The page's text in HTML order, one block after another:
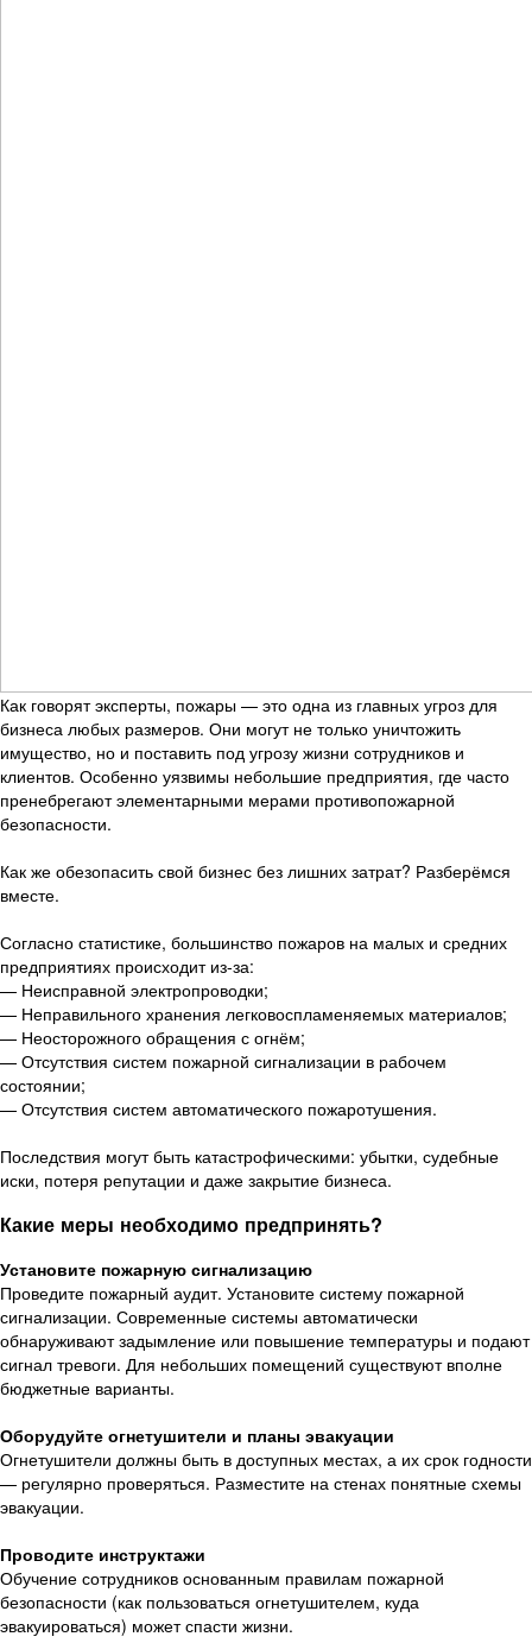
Как говорят эксперты, пожары — это одна из главных угроз для
бизнеса любых размеров. Они могут не только уничтожить
имущество, но и поставить под угрозу жизни сотрудников и
клиентов. Особенно уязвимы небольшие предприятия, где часто
пренебрегают элементарными мерами противопожарной
безопасности.
Как же обезопасить свой бизнес без лишних затрат? Разберёмся
вместе.
Согласно статистике, большинство пожаров на малых и средних
предприятиях происходит из-за:
— Неисправной электропроводки;
— Неправильного хранения легковоспламеняемых материалов;
— Неосторожного обращения с огнём;
— Отсутствия систем пожарной сигнализации в рабочем
состоянии;
— Отсутствия систем автоматического пожаротушения.
Последствия могут быть катастрофическими: убытки, судебные
иски, потеря репутации и даже закрытие бизнеса.
Какие меры необходимо предпринять?
Установите пожарную сигнализацию
Проведите пожарный аудит. Установите систему пожарной
сигнализации. Современные системы автоматически
обнаруживают задымление или повышение температуры и подают
сигнал тревоги. Для небольших помещений существуют вполне
бюджетные варианты.
Оборудуйте огнетушители и планы эвакуации
Огнетушители должны быть в доступных местах, а их срок годности
— регулярно проверяться. Разместите на стенах понятные схемы
эвакуации.
Проводите инструктажи
Обучение сотрудников основанным правилам пожарной
безопасности (как пользоваться огнетушителем, куда
эвакуироваться) может спасти жизни.